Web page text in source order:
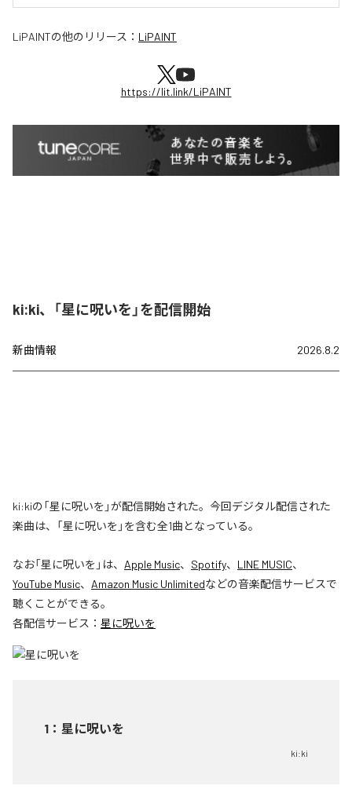
LiPAINTの他のリリース： LiPAINT
https://lit.link/LiPAINT
ki:ki、「星に呪いを」を配信開始
新曲情報 2026.8.2
ki:kiの「星に呪いを」が配信開始された。今回デジタル配信された
楽曲は、「星に呪いを」を含む全1曲となっている。
なお「星に呪いを 」は、 Apple Music、 Spotify、 LINE MUSIC、
YouTube Music、 Amazon Music Unlimitedなどの音楽配信サービスで
聴くことができる。
各配信サービス： 星に呪いを
1 ： 星に呪いを
ki:ki